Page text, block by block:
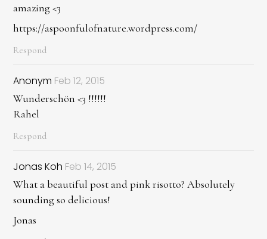
amazing <3
https://aspoonfulofnature.wordpress.com/
Respond
Anonym Feb 12, 2015
Wunderschön <3 !!!!!!
Rahel
Respond
Jonas Koh Feb 14, 2015
What a beautiful post and pink risotto? Absolutely
sounding so delicious!
Jonas